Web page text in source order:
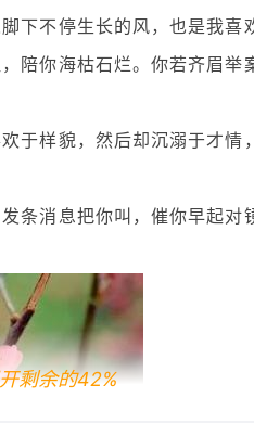
下不停生长的风，也是我喜
陪你海枯石烂。你若齐眉举
于样貌，然后却沉溺于才情
条消息把你叫，催你早起对
剩余的42%